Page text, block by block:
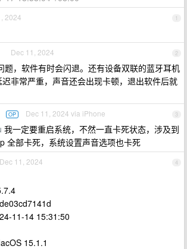
1
2024
2
Dec 11, 2024
题，软件有时会闪退。还有设备双联的蓝牙耳机
非常严重，声音还会出现卡顿，退出软件后就
3
OP Dec 11, 2024 via iPhone
我一定要重启系统，不然一直卡死状态，涉及到
全部卡死，系统设置声音选项也卡死
4
Dec 11, 2024
11-14 15:31:50
15.1.1